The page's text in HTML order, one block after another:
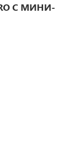
С МИНИ-